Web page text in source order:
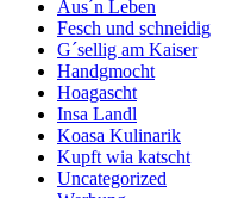
Aus´n Leben
Fesch und schneidig
G´sellig am Kaiser
Handgmocht
Hoagascht
Insa Landl
Koasa Kulinarik
Kupft wia katscht
Uncategorized